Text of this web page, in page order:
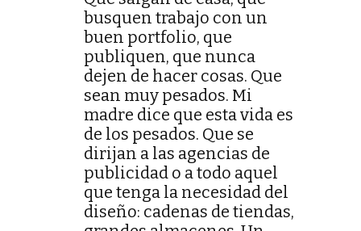
busquen trabajo con un
buen portfolio, que
publiquen, que nunca
dejen de hacer cosas. Que
sean muy pesados. Mi
madre dice que esta vida es
de los pesados. Que se
dirijan a las agencias de
publicidad o a todo aquel
que tenga la necesidad del
diseño: cadenas de tiendas,